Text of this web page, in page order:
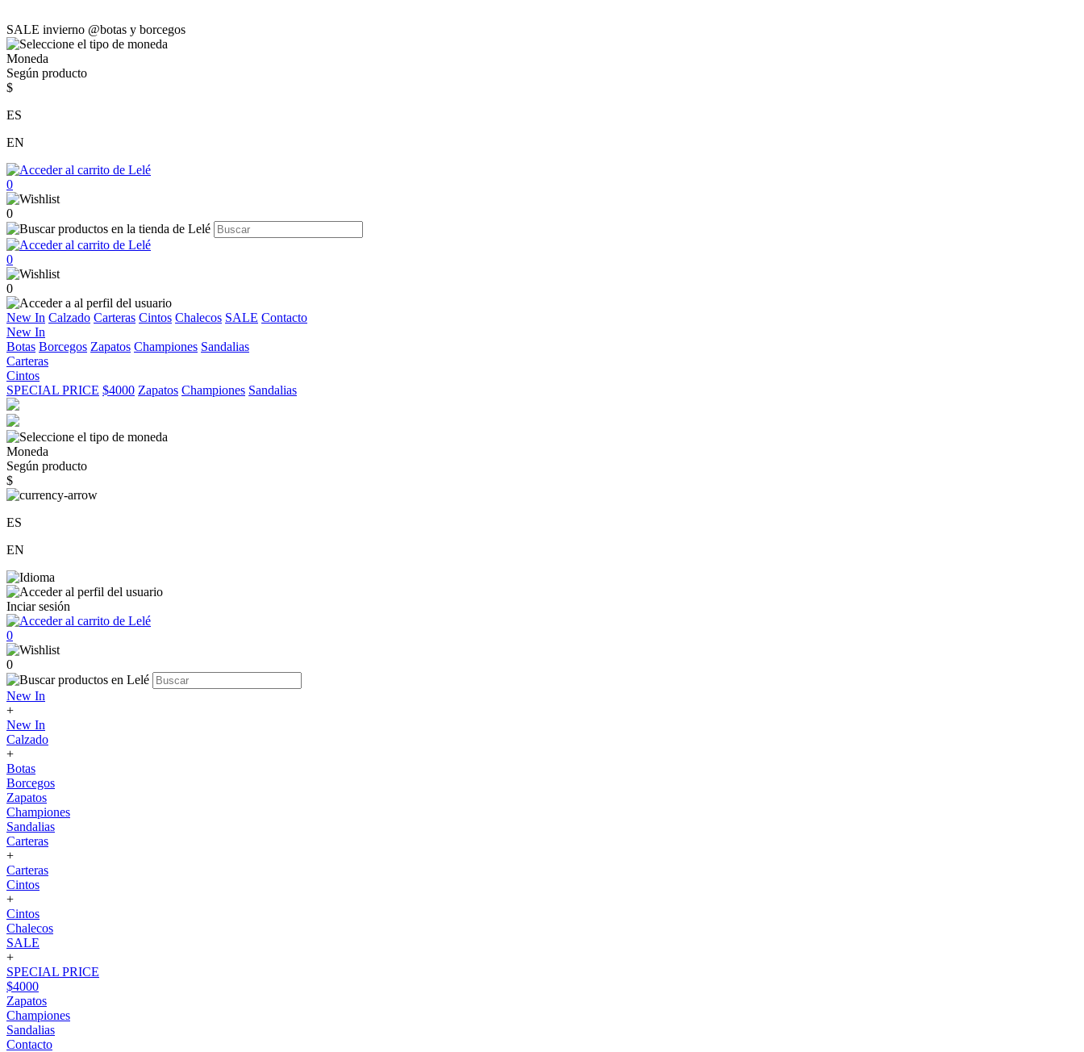
SALE invierno @botas y borcegos
Moneda
Según producto
$
ES
EN
0
0
0
0
New In Calzado Carteras Cintos Chalecos SALE Contacto
New In
Botas Borcegos Zapatos Championes Sandalias
Carteras
Cintos
SPECIAL PRICE $4000 Zapatos Championes Sandalias
Moneda
Según producto
$
ES
EN
Inciar sesión
0
0
New In
+
New In
Calzado
+
Botas
Borcegos
Zapatos
Championes
Sandalias
Carteras
+
Carteras
Cintos
+
Cintos
Chalecos
SALE
+
SPECIAL PRICE
$4000
Zapatos
Championes
Sandalias
Contacto